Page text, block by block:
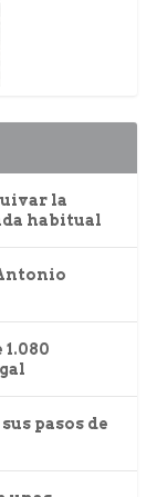
la
habitual
pasos de